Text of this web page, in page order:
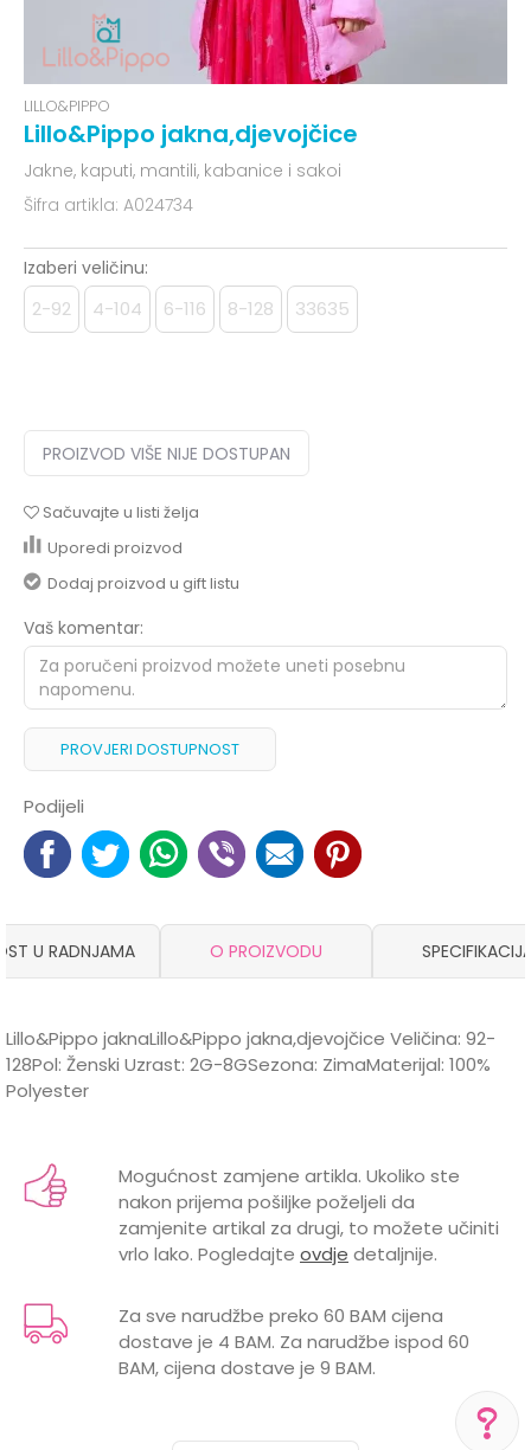
LILLO&PIPPO
Lillo&Pippo jakna,djevojčice
Jakne, kaputi, mantili, kabanice i sakoi
Šifra artikla: A024734
Izaberi veličinu:
2-92 4-104 6-116 8-128 33635
PROIZVOD VIŠE NIJE DOSTUPAN
Sačuvajte u listi želja
Uporedi proizvod
Dodaj proizvod u gift listu
Vaš komentar:
PROVJERI DOSTUPNOST
Podijeli
U RADNJAMA O PROIZVODU
Lillo&Pippo jaknaLillo&Pippo jakna,djevojčice Veličina: 92-
128Pol: Ženski Uzrast: 2G-8GSezona: ZimaMaterijal: 100%
Polyester
Kategorija
Jakne, kaputi, mantili, kabanice i
sakoi
LILLO&PIPPO
GODINE
godina
ŽENSKI
Email
Mogućnost zamjene artikla. Ukoliko ste
nakon prijema pošiljke poželjeli da
zamjenite artikal za drugi, to možete učiniti
vrlo lako. Pogledajte ovdje detaljnije.
Za sve narudžbe preko 60 BAM cijena
dostave je 4 BAM. Za narudžbe ispod 60
BAM, cijena dostave je 9 BAM.